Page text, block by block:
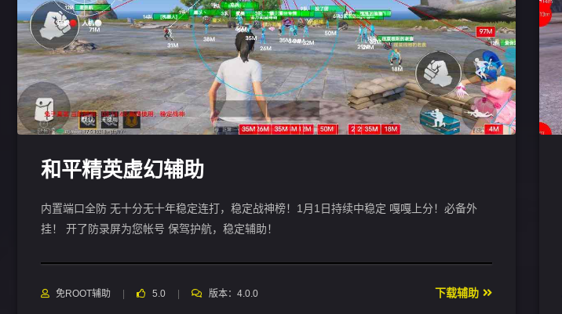
和平精英虚幻辅助
内置端口全防 无十分无十年稳定连打，稳定战神榜！1月1日持续中稳定 嘎嘎上分！必备外
挂！ 开了防录屏为您帐号 保驾护航，稳定辅助！
免ROOT辅助 5.0 版本：4.0.0 下载辅助